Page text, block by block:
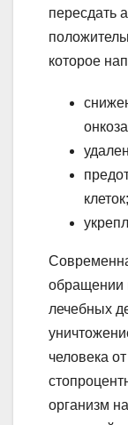
пересдать
которое
клеток;
обращении
лечебных
человека
организм